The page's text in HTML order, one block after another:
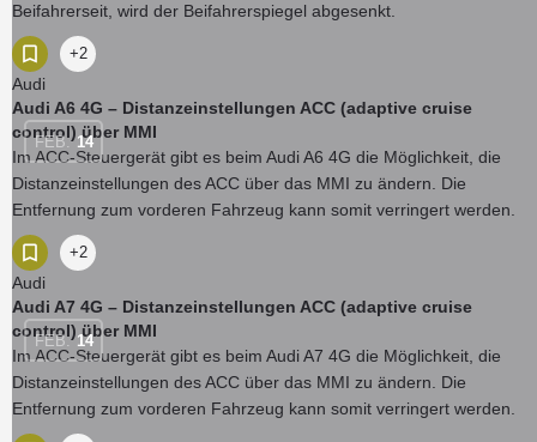
Beifahrerseit, wird der Beifahrerspiegel abgesenkt.
Audi
+2
FEB. 14
Audi A6 4G – Distanzeinstellungen ACC (adaptive cruise
control) über MMI
Im ACC-Steuergerät gibt es beim Audi A6 4G die Möglichkeit, die
Distanzeinstellungen des ACC über das MMI zu ändern. Die
Entfernung zum vorderen Fahrzeug kann somit verringert werden.
Audi
+2
FEB. 14
Audi A7 4G – Distanzeinstellungen ACC (adaptive cruise
control) über MMI
Im ACC-Steuergerät gibt es beim Audi A7 4G die Möglichkeit, die
Distanzeinstellungen des ACC über das MMI zu ändern. Die
Entfernung zum vorderen Fahrzeug kann somit verringert werden.